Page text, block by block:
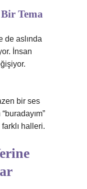
Tema
de aslında
İnsan
bir ses
halleri.